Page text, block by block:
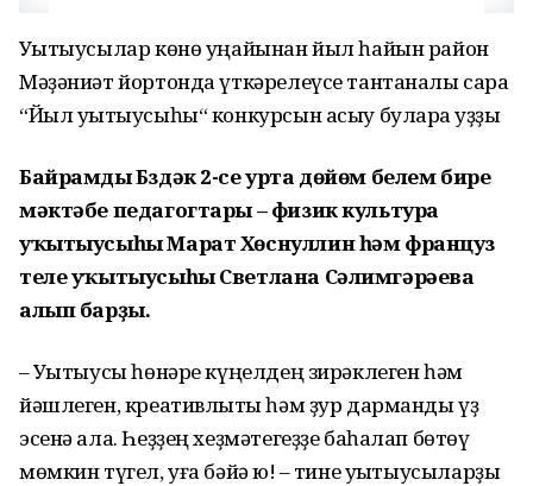
Уҡытыусылар көнө уңайынан йыл һайын район
Мәҙәниәт йортонда үткәрелеүсе тантаналы сара
“Йыл уҡытыусыһы“ конкурсын асыу булараҡ уҙҙы
Байрамды Бүздәк 2-се урта дөйөм белем биреү
мәктәбе педагогтары – физик культура
уҡытыусыһы Марат Хөснуллин һәм француз
теле уҡытыусыһы Светлана Сәлимгәрәева
алып барҙы.
– Уҡытыусы һөнәре күңелдең зирәклеген һәм
йәшлеген, креативлыҡты һәм ҙур дарманды үҙ
эсенә ала. Һеҙҙең хеҙмәтегеҙҙе баһалап бөтөү
мөмкин түгел, уға бәйә юҡ! – тине уҡытыусыларҙы